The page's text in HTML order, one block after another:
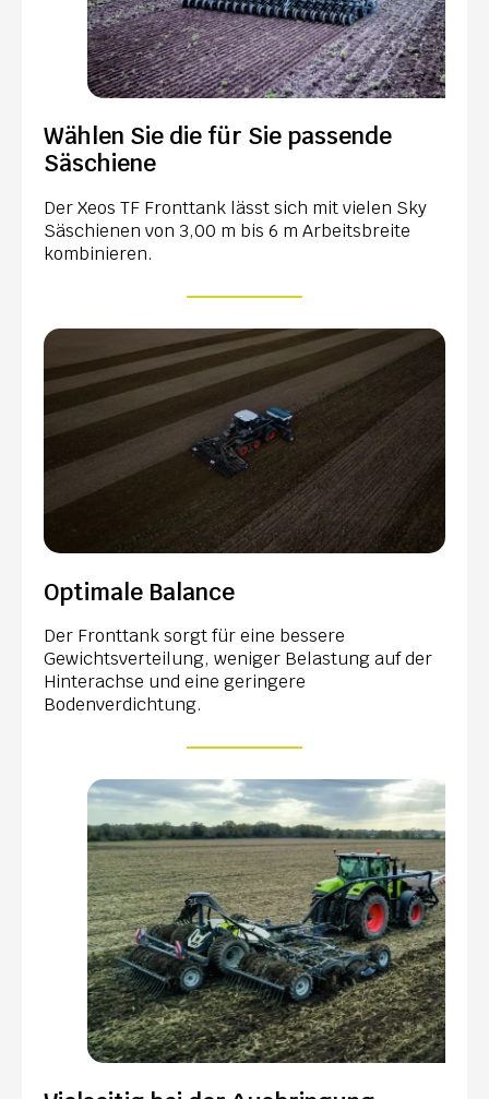
Wählen Sie die für Sie passende
Säschiene
Der Xeos TF Fronttank lässt sich mit vielen Sky
Säschienen von 3,00 m bis 6 m Arbeitsbreite
kombinieren.
Optimale Balance
Der Fronttank sorgt für eine bessere
Gewichtsverteilung, weniger Belastung auf der
Hinterachse und eine geringere
Bodenverdichtung.